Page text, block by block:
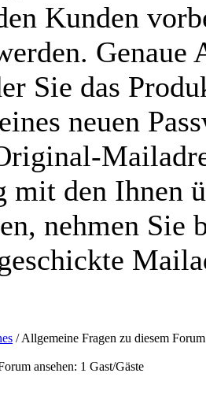
Kunden
Genaue
Sie das
neuen
mit den Ihnen
nehmen Sie
/Allgemeine Fragen zu diesem Forum
ansehen: 1 Gast/Gäste